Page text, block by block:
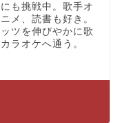
も挑戦中。歌手オ
メ、読書も好き。
ツを伸びやかに歌
ラオケへ通う。